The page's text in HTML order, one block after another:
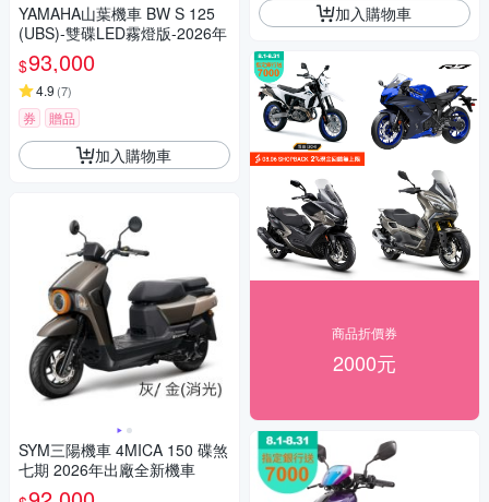
YAMAHA山葉機車 BW S 125
(UBS)-雙碟LED霧燈版-2026年
$93,000
4.9 (7)
券 贈品
加入購物車
SYM三陽機車 4MICA 150 碟煞
七期 2026年出廠全新機車
加入購物車
商品折價券
2000元